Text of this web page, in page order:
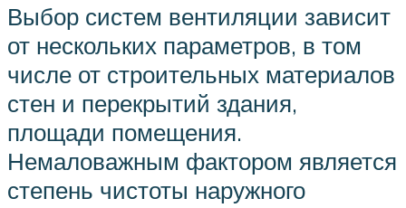
Выбор систем вентиляции зависит
от нескольких параметров, в том
числе от строительных материалов
стен и перекрытий здания,
площади помещения.
Немаловажным фактором является
степень чистоты наружного